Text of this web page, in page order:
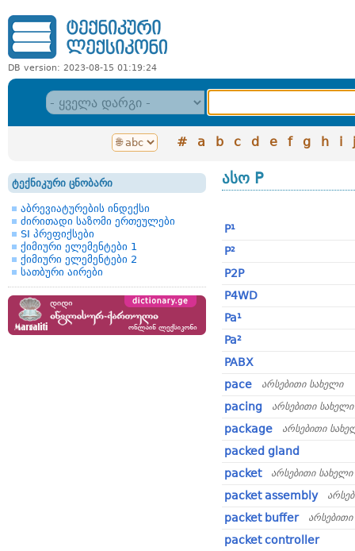
DB version: 2023-08-15 01:19:24
# a b c d e f g h i j
ტექნიკური ცნობარი
აბრევიატურების ინდექსი
ძირითადი საზომი ერთეულები
SI პრეფიქსები
ქიმიური ელემენტები 1
ქიმიური ელემენტები 2
სათბური აირები
ასო P
P¹
P²
P2P
P4WD
Pa¹
Pa²
PABX
pace
არსებითი სახელი
pacing არსებითი სახელი
package არსებითი
packed gland
packet
არსებითი სახელი
packet assembly
packet buffer
packet controller